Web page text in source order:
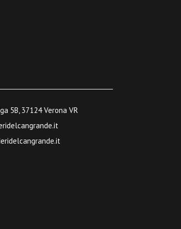
5B, 37124 Verona VR